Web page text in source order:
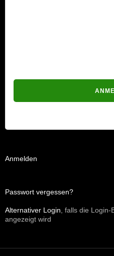
Anmelden
Passwort vergessen?
Alternativer Login , falls die
angezeigt wird